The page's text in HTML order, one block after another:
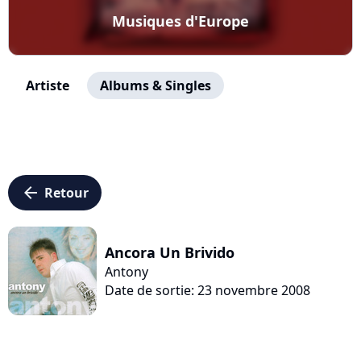
Musiques d'Europe
Artiste Albums & Singles
arrow_left Retour
Ancora Un Brivido
Antony
Date de sortie: 23 novembre 2008